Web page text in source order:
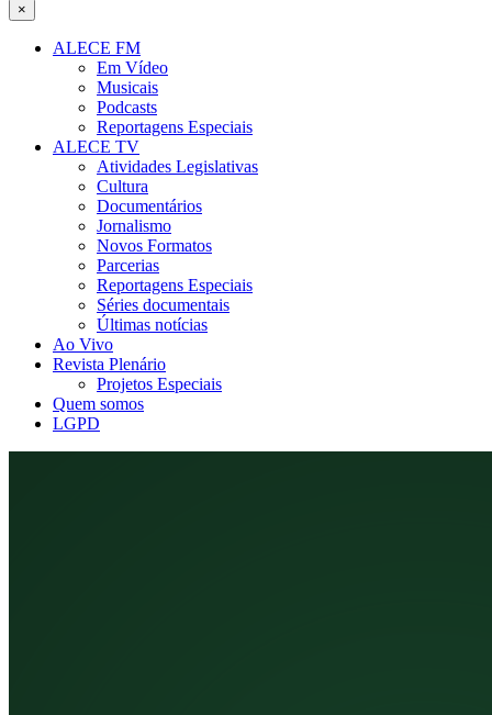
×
ALECE FM
Em Vídeo
Musicais
Podcasts
Reportagens Especiais
ALECE TV
Atividades Legislativas
Cultura
Documentários
Jornalismo
Novos Formatos
Parcerias
Reportagens Especiais
Séries documentais
Últimas notícias
Ao Vivo
Revista Plenário
Projetos Especiais
Quem somos
LGPD